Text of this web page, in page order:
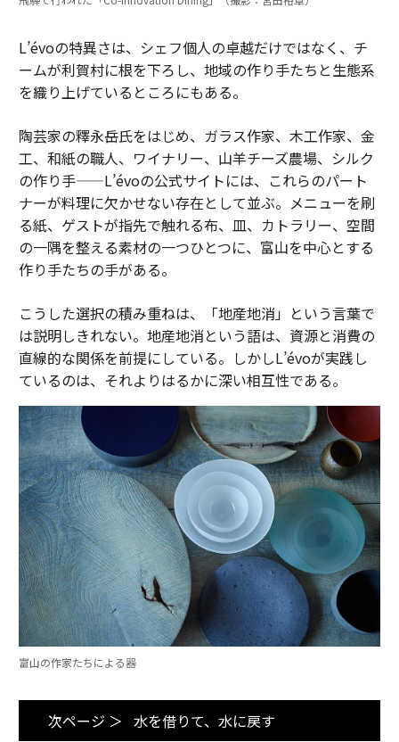
L’évoの特異さは、シェフ個人の卓越だけではなく、チ
ームが利賀村に根を下ろし、地域の作り手たちと生態系
を織り上げているところにもある。
陶芸家の釋永岳氏をはじめ、ガラス作家、木工作家、金
工、和紙の職人、ワイナリー、山羊チーズ農場、シルク
の作り手——L’évoの公式サイトには、これらのパート
ナーが料理に欠かせない存在として並ぶ。メニューを刷
る紙、ゲストが指先で触れる布、皿、カトラリー、空間
の一隅を整える素材の一つひとつに、富山を中心とする
作り手たちの手がある。
こうした選択の積み重ねは、「地産地消」という言葉で
は説明しきれない。地産地消という語は、資源と消費の
直線的な関係を前提にしている。しかしL’évoが実践し
ているのは、それよりはるかに深い相互性である。
富山の作家たちによる器
次ページ ＞ 水を借りて、水に戻す